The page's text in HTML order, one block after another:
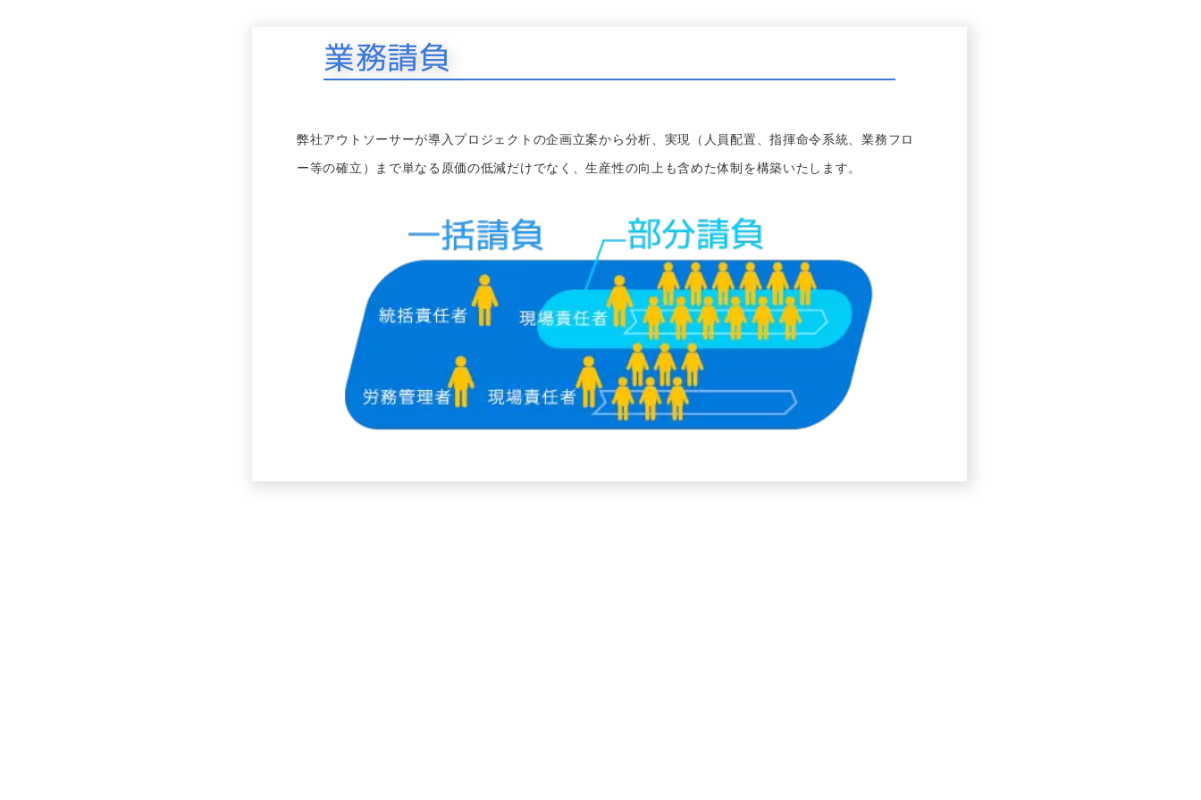
業務請負
弊社アウトソーサーが導入プロジェクトの企画立案から分析、実現（人員配置、指揮命令系統、業務フロ
ー等の確立）まで単なる原価の低減だけでなく、生産性の向上も含めた体制を構築いたします。